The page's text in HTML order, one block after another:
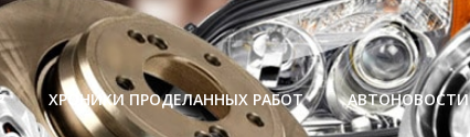
ХРОНИКИ ПРОДЕЛАННЫХ РАБОТ АВТОНОВОСТИ